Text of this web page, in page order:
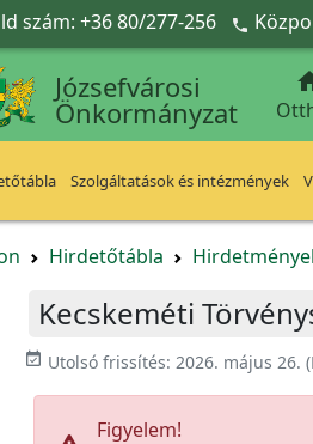
szám: +36 80/277-256 
Józsefvárosi
Önkormányzat
Szolgáltatások és intézmények
Hirdetőtábla
Kecskeméti
event_available Utolsó frissítés: 2026. május 26.
Figyelem!